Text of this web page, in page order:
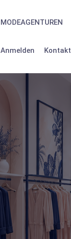
MODEAGENTUREN
Anmelden Kontakt